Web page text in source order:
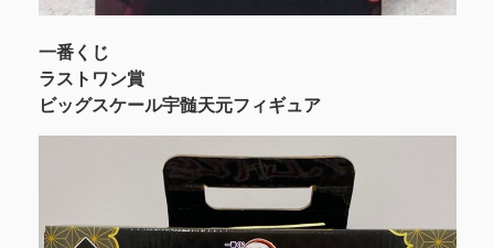
一番くじ
ラストワン賞
ビッグスケール宇髄天元フィギュア